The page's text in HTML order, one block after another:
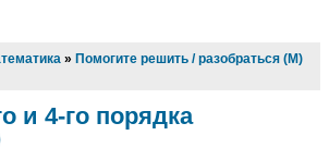
» Помогите решить / разобраться (М)
и 4-го порядка